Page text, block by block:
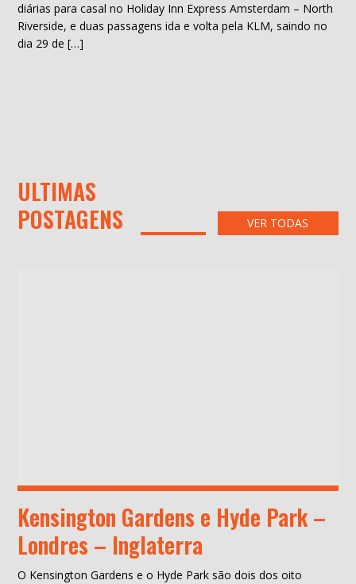
diárias para casal no Holiday Inn Express Amsterdam – North
Riverside, e duas passagens ida e volta pela KLM, saindo no
dia 29 de […]
ULTIMAS
POSTAGENS
VER TODAS
Kensington Gardens e Hyde Park –
Londres – Inglaterra
O Kensington Gardens e o Hyde Park são dois dos oito